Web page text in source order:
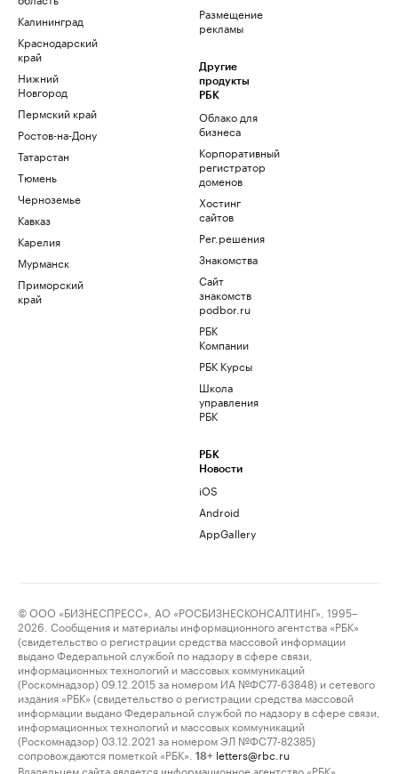
Калининград
Краснодарский
край
Нижний
Новгород
Пермский край
Ростов-на-Дону
Татарстан
Тюмень
Черноземье
Кавказ
Карелия
Мурманск
Приморский
край
Размещение
рекламы
Другие
продукты
РБК
Облако для
бизнеса
Корпоративный
регистратор
доменов
Хостинг
сайтов
Рег.решения
Знакомства
Сайт
знакомств
podbor.ru
РБК
Компании
РБК Курсы
Школа
управления
РБК
РБК
Новости
iOS
Android
AppGallery
© ООО «БИЗНЕСПРЕСС», АО «РОСБИЗНЕСКОНСАЛТИНГ», 1995–
2026. Сообщения и материалы информационного агентства «РБК»
(свидетельство о регистрации средства массовой информации
выдано Федеральной службой по надзору в сфере связи,
информационных технологий и массовых коммуникаций
(Роскомнадзор) 09.12.2015 за номером ИА №ФС77-63848) и сетевого
издания «РБК» (свидетельство о регистрации средства массовой
информации выдано Федеральной службой по надзору в сфере связи,
информационных технологий и массовых коммуникаций
(Роскомнадзор) 03.12.2021 за номером ЭЛ №ФС77-82385)
сопровождаются пометкой «РБК».
18+ letters@rbc.ru
Владельцем сайта является информационное агентство «РБК».